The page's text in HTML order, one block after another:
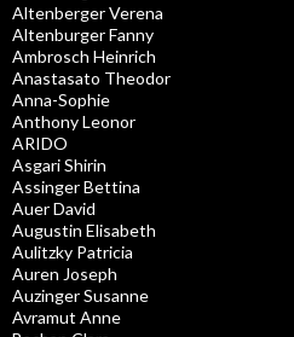
Altenberger Verena
Altenburger Fanny
Ambrosch Heinrich
Anastasato Theodor
Anna-Sophie
Anthony Leonor
ARIDO
Asgari Shirin
Assinger Bettina
Auer David
Augustin Elisabeth
Aulitzky Patricia
Auren Joseph
Auzinger Susanne
Avramut Anne